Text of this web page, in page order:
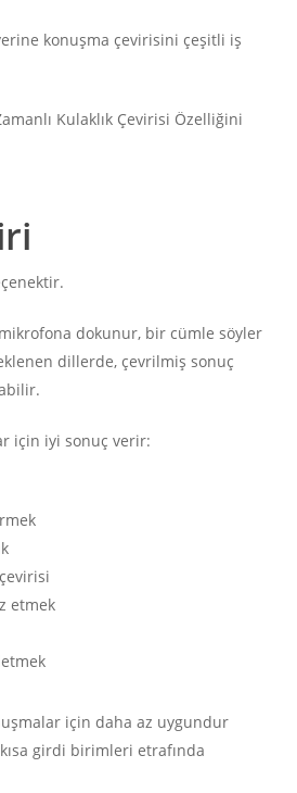
konuşma çevirisini çeşitli iş
dokunur, bir cümle söyler
dillerde, çevrilmiş sonuç
için iyi sonuç verir:
etmek
için daha az uygundur
girdi birimleri etrafında